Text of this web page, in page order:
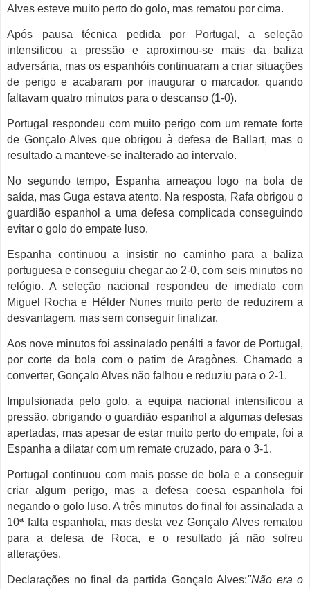
Alves esteve muito perto do golo, mas rematou por cima.
Após pausa técnica pedida por Portugal, a seleção
intensificou a pressão e aproximou-se mais da baliza
adversária, mas os espanhóis continuaram a criar situações
de perigo e acabaram por inaugurar o marcador, quando
faltavam quatro minutos para o descanso (1-0).
Portugal respondeu com muito perigo com um remate forte
de Gonçalo Alves que obrigou à defesa de Ballart, mas o
resultado a manteve-se inalterado ao intervalo.
No segundo tempo, Espanha ameaçou logo na bola de
saída, mas Guga estava atento. Na resposta, Rafa obrigou o
guardião espanhol a uma defesa complicada conseguindo
evitar o golo do empate luso.
Espanha continuou a insistir no caminho para a baliza
portuguesa e conseguiu chegar ao 2-0, com seis minutos no
relógio. A seleção nacional respondeu de imediato com
Miguel Rocha e Hélder Nunes muito perto de reduzirem a
desvantagem, mas sem conseguir finalizar.
Aos nove minutos foi assinalado penálti a favor de Portugal,
por corte da bola com o patim de Aragònes. Chamado a
converter, Gonçalo Alves não falhou e reduziu para o 2-1.
Impulsionada pelo golo, a equipa nacional intensificou a
pressão, obrigando o guardião espanhol a algumas defesas
apertadas, mas apesar de estar muito perto do empate, foi a
Espanha a dilatar com um remate cruzado, para o 3-1.
Portugal continuou com mais posse de bola e a conseguir
criar algum perigo, mas a defesa coesa espanhola foi
negando o golo luso. A três minutos do final foi assinalada a
10ª falta espanhola, mas desta vez Gonçalo Alves rematou
para a defesa de Roca, e o resultado já não sofreu
alterações.
Declarações no final da partida Gonçalo Alves:"Não era o